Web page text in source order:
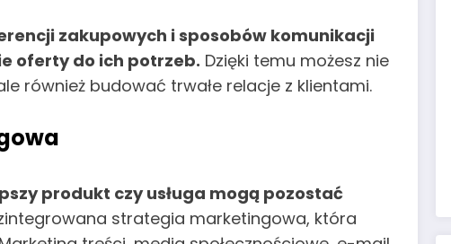
zakupowych i sposobów komunikacji
oferty do ich potrzeb. Dzięki temu możesz nie
również budować trwałe relacje z klientami.
produkt czy usługa mogą pozostać
strategia marketingowa, która